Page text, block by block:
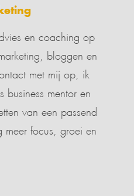
en coaching op
bloggen en
met mij op, ik
business mentor en
van een passend
meer focus, groei en